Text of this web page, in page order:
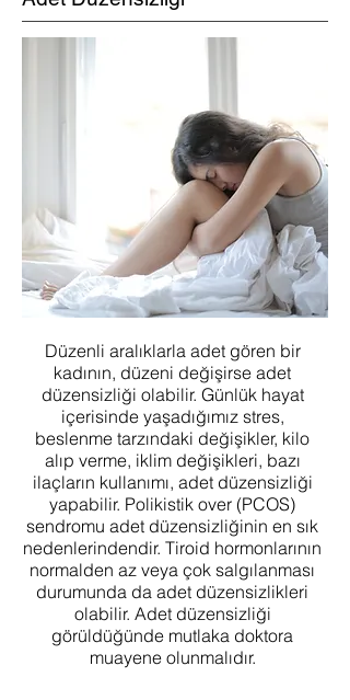
Düzenli aralıklarla adet gören bir
kadının, düzeni değişirse adet
düzensizliği olabilir. Günlük hayat
içerisinde yaşadığımız stres,
beslenme tarzındaki değişikler, kilo
alıp verme, iklim değişikleri, bazı
ilaçların kullanımı, adet düzensizliği
yapabilir. Polikistik over (PCOS)
sendromu adet düzensizliğinin en sık
nedenlerindendir. Tiroid hormonlarının
normalden az veya çok salgılanması
durumunda da adet düzensizlikleri
olabilir. Adet düzensizliği
görüldüğünde mutlaka doktora
muayene olunmalıdır.